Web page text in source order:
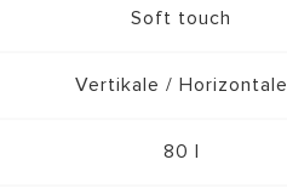
Soft touch
Vertikale / Horizontale
80 l